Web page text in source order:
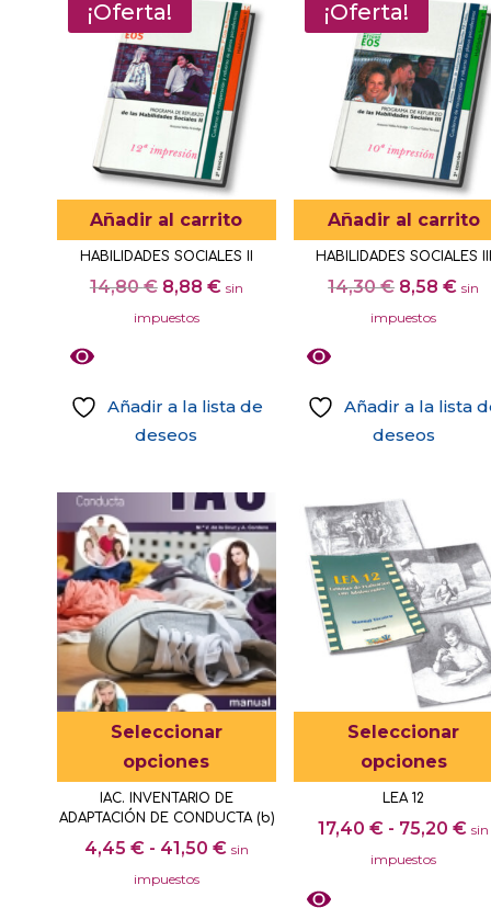
producto
tiene
múltiples
variantes.
Las
opciones
se
pueden
elegir
en
la
página
de
¡Oferta!
Añadir al carrito
HABILIDADES SOCIALES II
14,80€ El
precio
14,80 €.
8,88 €El
8,88 €.
sin
impuestos
Añadir a la lista de
deseos
¡Oferta!
Añadir al carrito
HABILIDADES SOCIALES III
14,30€ El
precio
14,30 €.
8,58€Elsin
impuestos
Añadir a la lista
deseos
Seleccionar
opciones
tiene
variantes.
opciones
IAC. INVENTARIO DE
ADAPTACIÓN DE CONDUCTA (b)
4,45 € - 41,50 €Rango
sin
impuestos
Seleccionar
opciones
LEA 12
17,40€ - 75,20€ sin
impuestos